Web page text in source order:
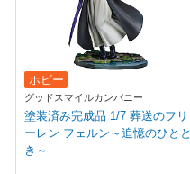
ホビー
グッドスマイルカンパニー
塗装済み完成品 1/7 葬送のフリ
ーレン フェルン～追憶のひとと
き～